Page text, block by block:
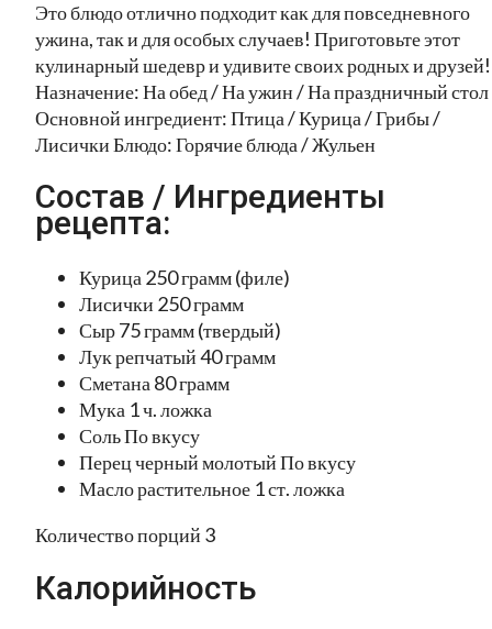
Это блюдо отлично подходит как для повседневного
ужина, так и для особых случаев! Приготовьте этот
кулинарный шедевр и удивите своих родных и друзей!
Назначение: На обед / На ужин / На праздничный стол
Основной ингредиент: Птица / Курица / Грибы /
Лисички Блюдо: Горячие блюда / Жульен
Состав / Ингредиенты
рецепта:
Курица 250 грамм (филе)
Лисички 250 грамм
Сыр 75 грамм (твердый)
Лук репчатый 40 грамм
Сметана 80 грамм
Мука 1 ч. ложка
Соль По вкусу
Перец черный молотый По вкусу
Масло растительное 1 ст. ложка
Количество порций 3
Калорийность